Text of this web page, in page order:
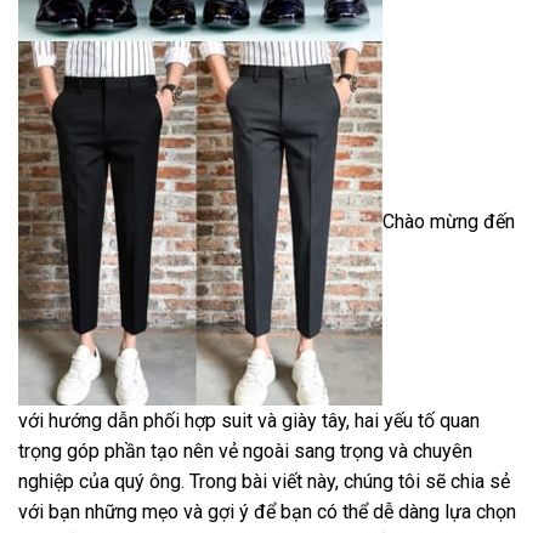
Chào mừng đến
với hướng dẫn phối hợp suit và giày tây, hai yếu tố quan
trọng góp phần tạo nên vẻ ngoài sang trọng và chuyên
nghiệp của quý ông. Trong bài viết này, chúng tôi sẽ chia sẻ
với bạn những mẹo và gợi ý để bạn có thể dễ dàng lựa chọn